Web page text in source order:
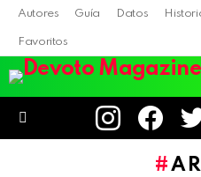
Autores Guía Datos
Favoritos
instagramfacebook